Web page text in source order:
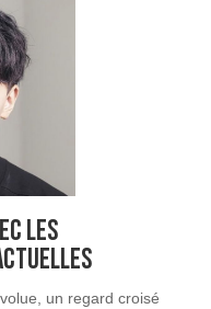
les
un regard croisé